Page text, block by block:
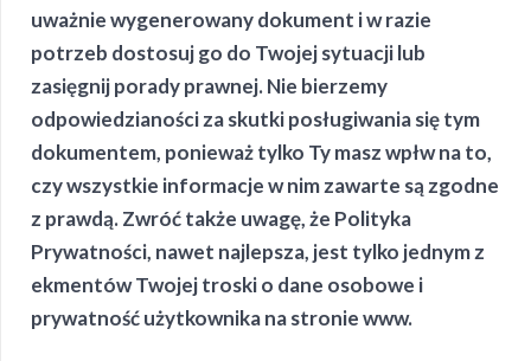
uważnie wygenerowany dokument i w razie
potrzeb dostosuj go do Twojej sytuacji lub
zasięgnij porady prawnej. Nie bierzemy
odpowiedzianości za skutki posługiwania się tym
dokumentem, ponieważ tylko Ty masz wpłw na to,
czy wszystkie informacje w nim zawarte są zgodne
z prawdą. Zwróć także uwagę, że Polityka
Prywatności, nawet najlepsza, jest tylko jednym z
ekmentów Twojej troski o dane osobowe i
prywatność użytkownika na stronie www.